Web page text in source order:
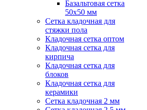
Базальтовая сетка
50x50 мм
Сетка кладочная для
стяжки пола
Кладочная сетка оптом
Кладочная сетка для
кирпича
Кладочная сетка для
блоков
Кладочная сетка для
керамики
Сетка кладочная 2 мм